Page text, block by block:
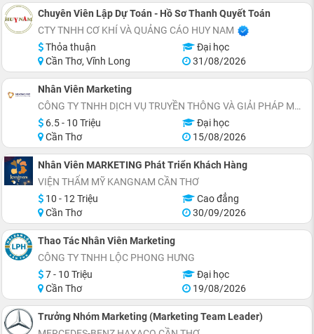
Chuyên Viên Lập Dự Toán - Hồ Sơ Thanh Quyết Toán
CTY TNHH CƠ KHÍ VÀ QUẢNG CÁO HUY NAM
Thỏa thuận
Đại học
Cần Thơ, Vĩnh Long
31/08/2026
Nhân Viên Marketing
CÔNG TY TNHH DỊCH VỤ TRUYỀN THÔNG VÀ GIẢI PHÁP MARKETING MEKONG PRO
6.5 - 10 Triệu
Đại học
Cần Thơ
15/08/2026
Nhân Viên MARKETING Phát Triển Khách Hàng
VIỆN THẨM MỸ KANGNAM CẦN THƠ
10 - 12 Triệu
Cao đẳng
Cần Thơ
30/09/2026
Thao Tác Nhân Viên Marketing
CÔNG TY TNHH LỘC PHONG HƯNG
7 - 10 Triệu
Đại học
Cần Thơ
19/08/2026
Trưởng Nhóm Marketing (Marketing Team Leader)